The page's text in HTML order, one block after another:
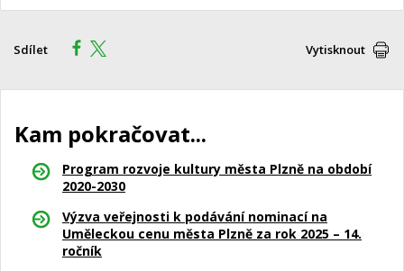
Sdílet Vytisknout
Kam pokračovat...
Program rozvoje kultury města Plzně na období
2020-2030
Výzva veřejnosti k podávání nominací na
Uměleckou cenu města Plzně za rok 2025 – 14.
ročník